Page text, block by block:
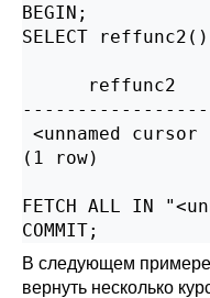
BEGIN;
SELECT
      reffunc2
<unnamed cursor
(1 row)
FETCH ALL IN
COMMIT;
В следующем примере
вернуть несколько